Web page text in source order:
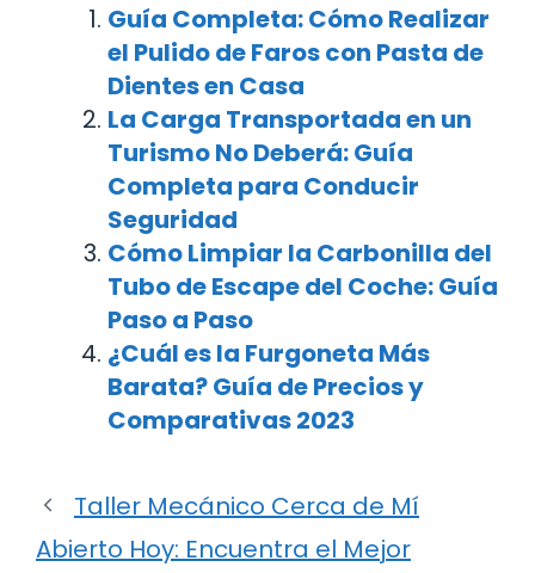
Guía Completa: Cómo Realizar
el Pulido de Faros con Pasta de
Dientes en Casa
La Carga Transportada en un
Turismo No Deberá: Guía
Completa para Conducir
Seguridad
Cómo Limpiar la Carbonilla del
Tubo de Escape del Coche: Guía
Paso a Paso
¿Cuál es la Furgoneta Más
Barata? Guía de Precios y
Comparativas 2023
Taller Mecánico Cerca de Mí
Abierto Hoy: Encuentra el Mejor